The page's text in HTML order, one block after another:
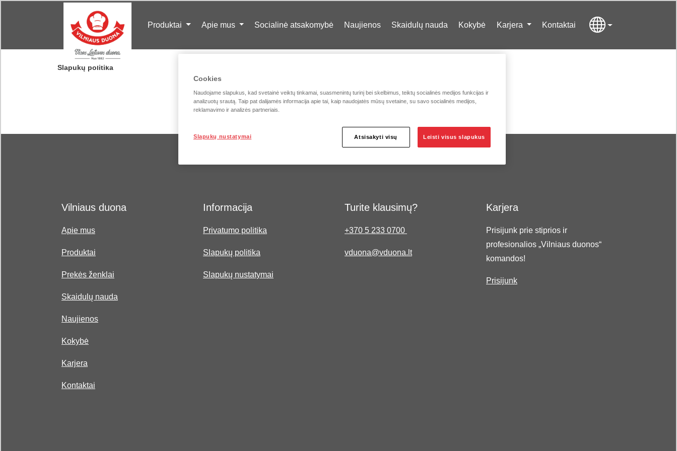
Produktai Apie mus Socialinė atsakomybė Naujienos Skaidulų nauda Kokybė Karjera Kontaktai
Slapukų politika
Vilniaus duona
Apie mus
Produktai
Prekės ženklai
Skaidulų nauda
Naujienos
Kokybė
Karjera
Kontaktai
Informacija
Privatumo politika
Slapukų politika
Slapukų nustatymai
Turite klausimų?
+370 5 233 0700
vduona@vduona.lt
Karjera
Prisijunk prie stiprios ir
profesionalios „Vilniaus duonos“
komandos!
Prisijunk
Cookies
Naudojame slapukus, kad svetainė veiktų tinkamai, suasmenintų turinį bei skelbimus, teiktų socialinės medijos funkcijas ir
analizuotų srautą. Taip pat dalijamės informacija apie tai, kaip naudojatės mūsų svetaine, su savo socialinės medijos,
reklamavimo ir analizės partneriais.
Slapukų nustatymai Atsisakyti visų Leisti visus slapukus